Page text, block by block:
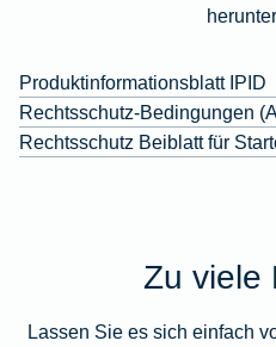
Produktinformationsblatt IPID
Rechtsschutz-Bedingungen
Rechtsschutz Beiblatt für
Zu viele
Lassen Sie es sich einfach